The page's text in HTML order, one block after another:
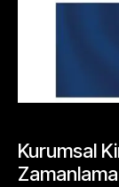
Kurumsal